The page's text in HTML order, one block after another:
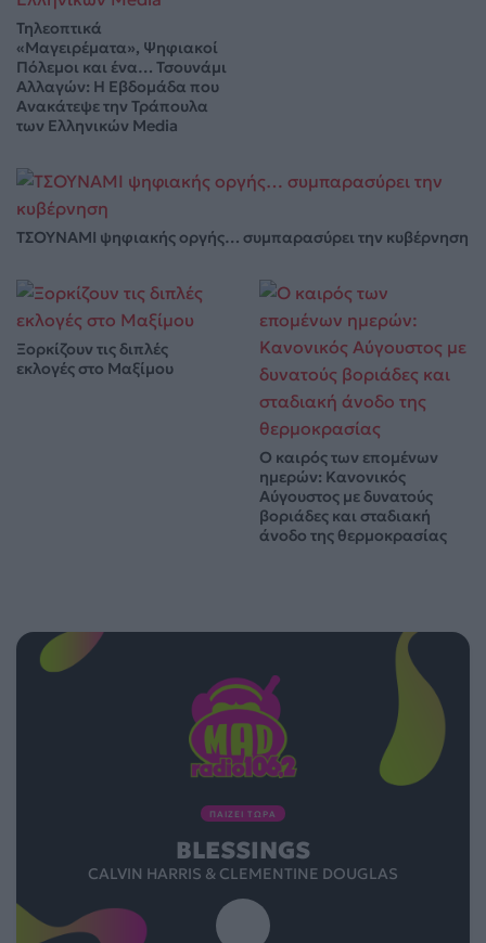
Τηλεοπτικά
«Μαγειρέματα», Ψηφιακοί
Πόλεμοι και ένα… Τσουνάμι
Αλλαγών: Η Εβδομάδα που
Ανακάτεψε την Τράπουλα
των Ελληνικών Media
ΤΣΟΥΝΑΜΙ ψηφιακής οργής… συμπαρασύρει την κυβέρνηση
Ξορκίζουν τις διπλές
εκλογές στο Μαξίμου
Ο καιρός των επομένων
ημερών: Κανονικός
Αύγουστος με δυνατούς
βοριάδες και σταδιακή
άνοδο της θερμοκρασίας
ΠΑΙΖΕΙ ΤΩΡΑ
BLESSINGS
CALVIN HARRIS & CLEMENTINE DOUGLAS